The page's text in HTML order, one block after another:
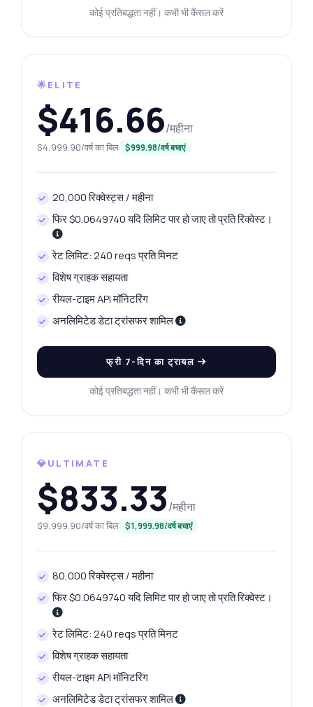
कोई प्रतिबद्धता नहीं। कभी भी कैंसल करें
🌟ELITE
$416.66/महीना
$4,999.90/वर्ष का बिल $999.98/वर्ष बचाएं
20,000 रिक्वेस्ट्स / महीना
फिर $0.0649740 यदि लिमिट पार हो जाए तो प्रति रिक्वेस्ट।
रेट लिमिट: 240 reqs प्रति मिनट
विशेष ग्राहक सहायता
रीयल-टाइम API मॉनिटरिंग
अनलिमिटेड डेटा ट्रांसफर शामिल
फ्री 7-दिन का ट्रायल
कोई प्रतिबद्धता नहीं। कभी भी कैंसल करें
💎ULTIMATE
$833.33/महीना
$9,999.90/वर्ष का बिल $1,999.98/वर्ष बचाएं
80,000 रिक्वेस्ट्स / महीना
फिर $0.0649740 यदि लिमिट पार हो जाए तो प्रति रिक्वेस्ट।
रेट लिमिट: 240 reqs प्रति मिनट
विशेष ग्राहक सहायता
रीयल-टाइम API मॉनिटरिंग
अनलिमिटेड डेटा ट्रांसफर शामिल